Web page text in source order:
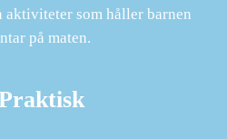
som håller barnen
på maten.